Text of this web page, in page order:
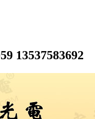
13537583692